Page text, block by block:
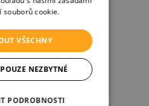
souborů cookie.
VŠECHNY
NEZBYTNÉ
PODROBNOSTI